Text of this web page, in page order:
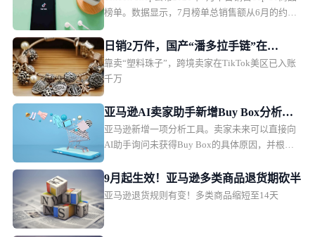
榜单。数据显示，7月榜单总销售额从6月的约
蛋白面霜连续第四个月位居榜首。
日销2万件，国产“潘多拉手链”在
TikTok美区爆单
靠卖“塑料珠子”，跨境卖家在TikTok美区已入账
千万
亚马逊AI卖家助手新增Buy Box分析功
能
亚马逊新增一项分析工具。卖家未来可以直接向
AI助手询问未获得Buy Box的具体原因，并根据
9月起生效！亚马逊多类商品退货期砍半
亚马逊退货规则有变！多类商品缩短至14天